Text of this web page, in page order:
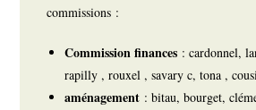
commissions :
Commission finances : cardonnel,
rapilly , rouxel , savary c, tona ,
aménagement : bitau, bourget,